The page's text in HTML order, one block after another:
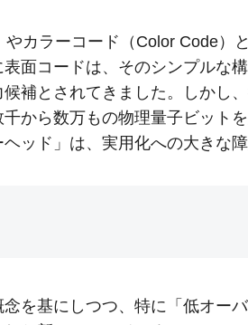
カラーコード（Color Code）
面コードは、そのシンプルな
補とされてきました。しかし
から数万もの物理量子ビット
ッド」は、実用化への大きな障
を基にしつつ、特に「低オー